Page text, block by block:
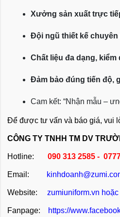
Xưởng sản xuất trực
Đội ngũ thiết kế chuyên
Chất liệu đa dạng,
Đảm bảo đúng tiến độ,
Cam kết: “Nhận mẫu –
Để được tư vấn và báo giá, vui
CÔNG TY TNHH TM DV
Hotline: 090 313 2585 -
Email:
Website: zumiuniform.vn hoặc
Fanpage: https://